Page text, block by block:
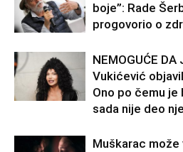
boje”: Rade
progovorio o
NEMOGUĆE DA
Vukićević
Ono po čemu
sada nije deo
Muškarac